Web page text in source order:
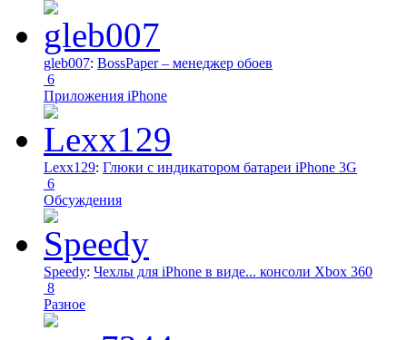
gleb007: BossPaper – менеджер обоев
6
Приложения iPhone
Lexx129: Глюки с индикатором батареи iPhone 3G
6
Обсуждения
Speedy: Чехлы для iPhone в виде... консоли Xbox 360
8
Разное